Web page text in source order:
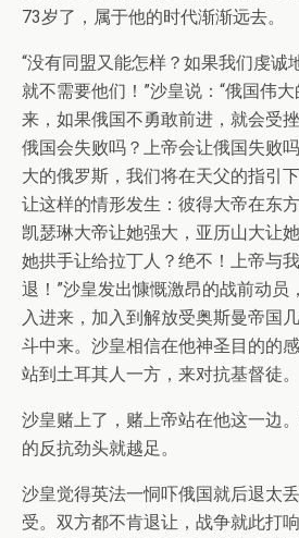
73岁了，属于他的时代渐渐远去。
“没有同盟又能怎样？如果我们虔诚
就不需要他们！”沙皇说：“俄国伟
来，如果俄国不勇敢前进，就会受
俄国会失败吗？上帝会让俄国失败
大的俄罗斯，我们将在天父的指引
让这样的情形发生：彼得大帝在东
凯瑟琳大帝让她强大，亚历山大让
她拱手让给拉丁人？绝不！上帝与
退！”沙皇发出慷慨激昂的战前动员
入进来，加入到解放受奥斯曼帝国
斗中来。沙皇相信在他神圣目的的
站到土耳其人一方，来对抗基督徒。
沙皇赌上了，赌上帝站在他这一边
的反抗劲头就越足。
沙皇觉得英法一恫吓俄国就后退太
受。双方都不肯退让，战争就此打